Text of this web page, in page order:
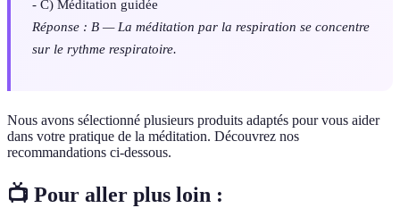
- C) Méditation guidée
Réponse : B — La méditation par la respiration se concentre
sur le rythme respiratoire.
Nous avons sélectionné plusieurs produits adaptés pour vous aider
dans votre pratique de la méditation. Découvrez nos
recommandations ci-dessous.
📺 Pour aller plus loin :